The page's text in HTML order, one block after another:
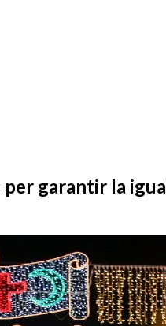
garantir la